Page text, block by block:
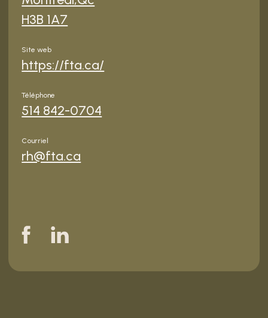
H3B 1A7
Site web
https://fta.ca/
Téléphone
514 842-0704
Courriel
rh@fta.ca